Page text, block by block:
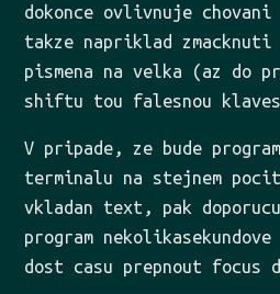
dokonce ovlivnuje
takze napriklad
pismena na velka (az do
shiftu tou falesnou
V pripade, ze bude
terminalu na stejnem
vkladan text, pak
program
dost casu prepnout focus